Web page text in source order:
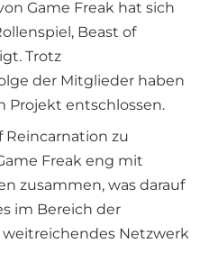
Game Freak hat sich
Beast of
Trotz
der Mitglieder haben
Projekt entschlossen.
Reincarnation zu
Freak eng mit
zusammen, was darauf
im Bereich der
Netzwerk